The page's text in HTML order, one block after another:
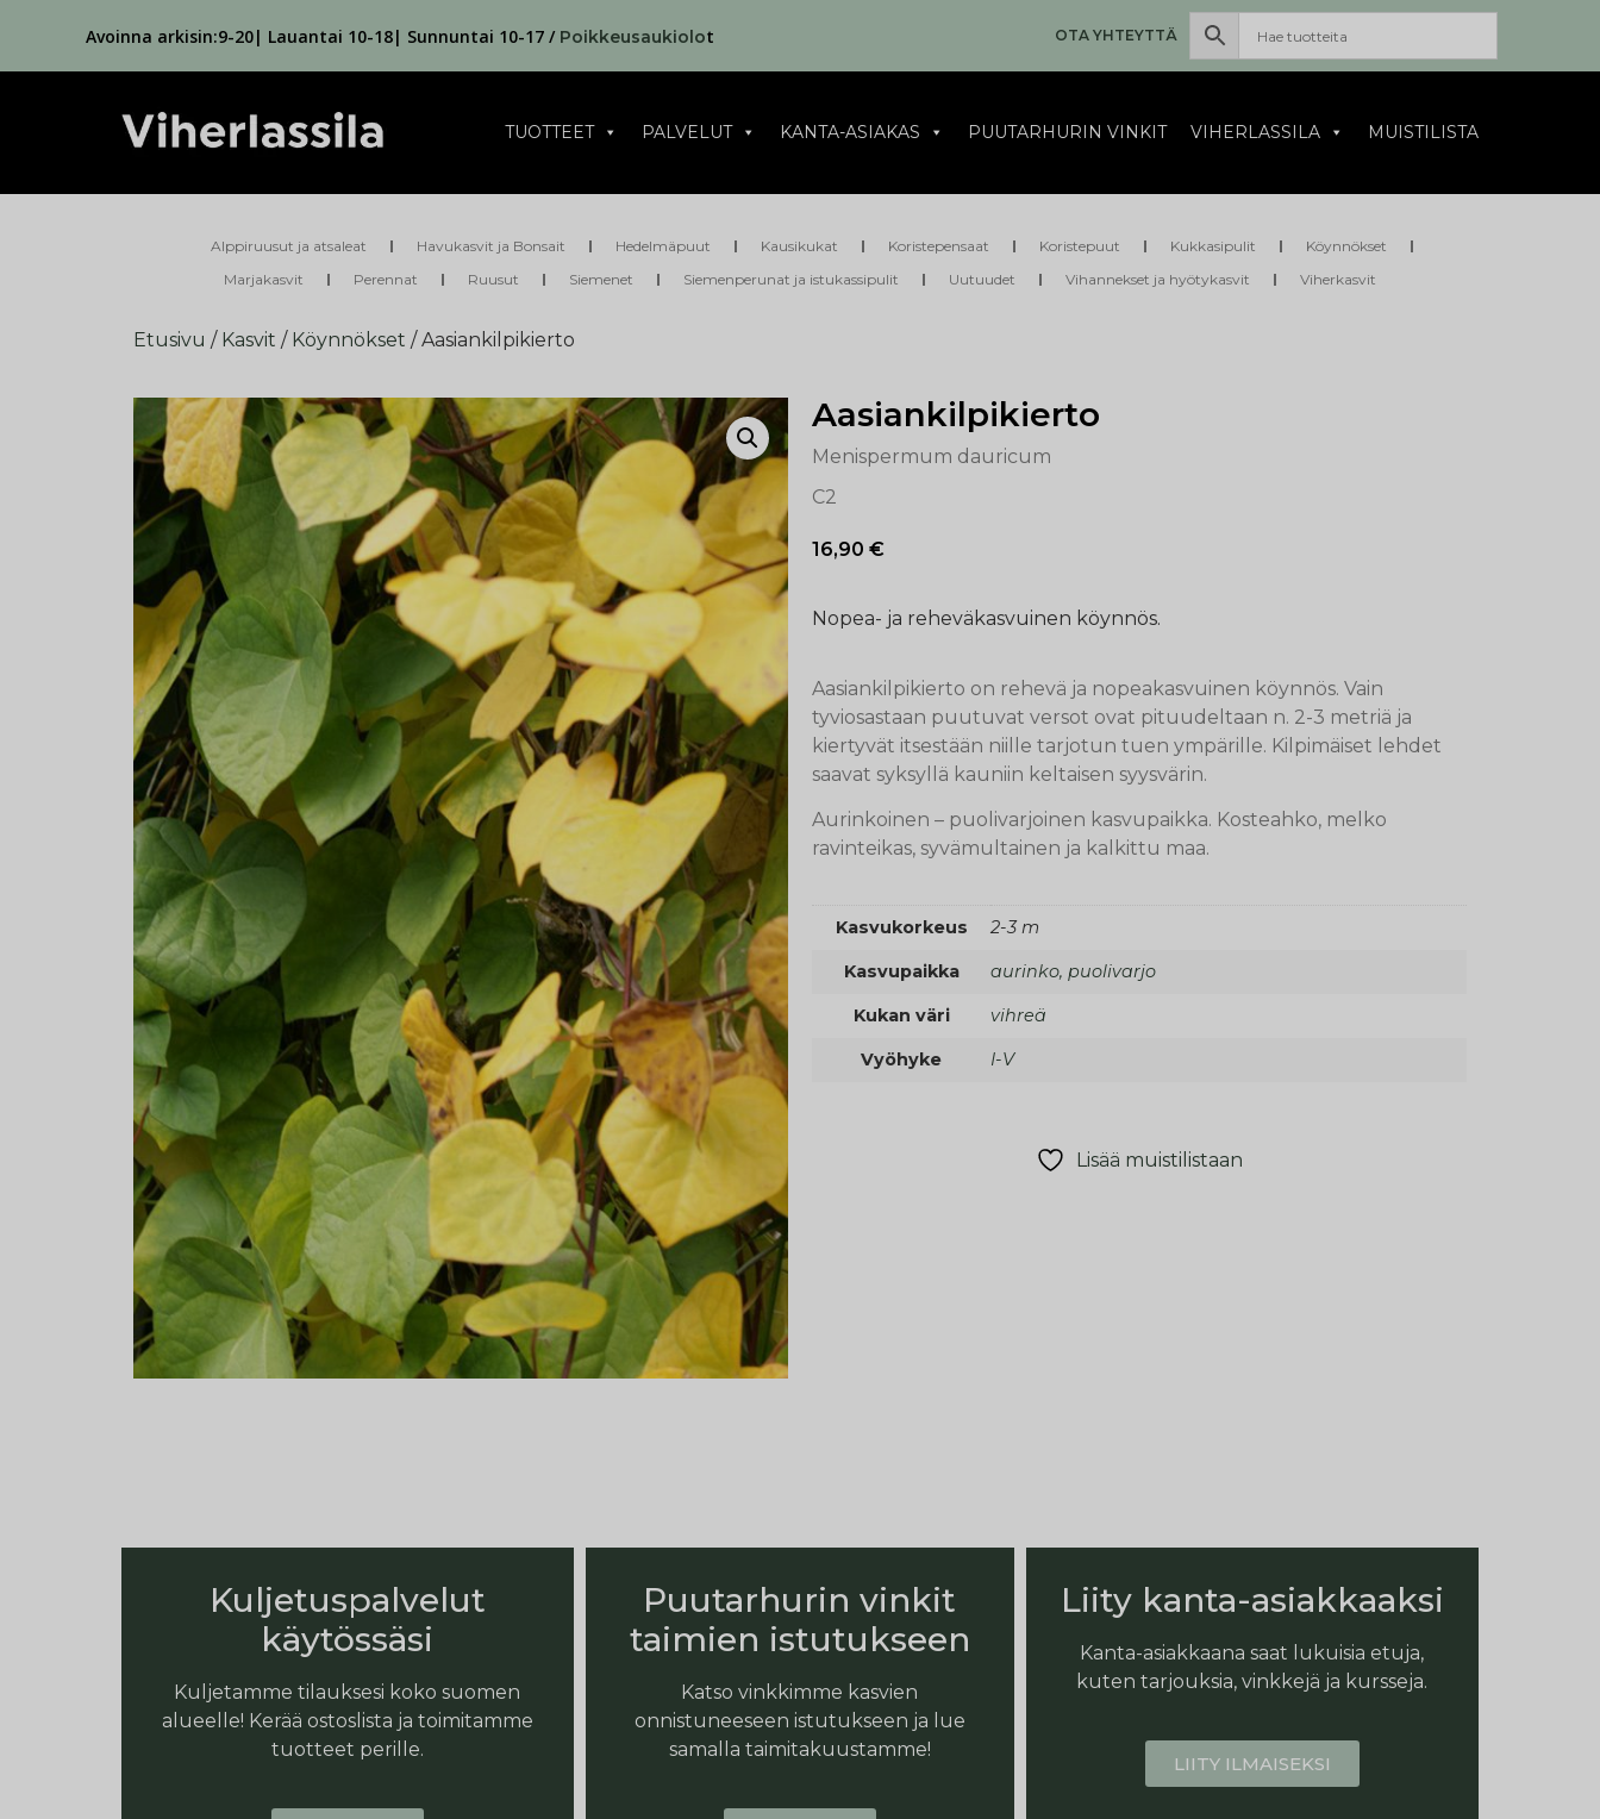
Avoinna arkisin:9-20| Lauantai 10-18| Sunnuntai 10-17 / Poikkeusaukiolot OTA YHTEYTTÄ
TUOTTEET PALVELUT KANTA-ASIAKAS PUUTARHURIN VINKIT VIHERLASSILA MUISTILISTA
Alppiruusut ja atsaleat Havukasvit ja Bonsait Hedelmäpuut Kausikukat Koristepensaat Koristepuut Kukkasipulit
Köynnökset
Marjakasvit
Perennat Ruusut Siemenet Siemenperunat ja istukassipulit Uutuudet Vihannekset ja hyötykasvit Viherkasvit
Etusivu / Kasvit / Köynnökset / Aasiankilpikierto
Aasiankilpikierto
Menispermum dauricum
C2
16,90 €
Nopea- ja reheväkasvuinen köynnös.
Aasiankilpikierto on rehevä ja nopeakasvuinen köynnös. Vain
tyviosastaan puutuvat versot ovat pituudeltaan n. 2-3 metriä ja
kiertyvät itsestään niille tarjotun tuen ympärille. Kilpimäiset lehdet
saavat syksyllä kauniin keltaisen syysvärin.
Aurinkoinen – puolivarjoinen kasvupaikka. Kosteahko, melko
ravinteikas, syvämultainen ja kalkittu maa.
Kasvukorkeus 2-3 m
Kasvupaikka aurinko, puolivarjo
Kukan väri vihreä
Vyöhyke I-V
Lisää muistilistaan
Kuljetuspalvelut
käytössäsi
Kuljetamme tilauksesi koko suomen
alueelle! Kerää ostoslista ja toimitamme
tuotteet perille.
Puutarhurin vinkit
taimien istutukseen
Katso vinkkimme kasvien
onnistuneeseen istutukseen ja lue
samalla taimitakuustamme!
Liity kanta-asiakkaaksi
Kanta-asiakkaana saat lukuisia etuja,
kuten tarjouksia, vinkkejä ja kursseja.
LIITY ILMAISEKSI